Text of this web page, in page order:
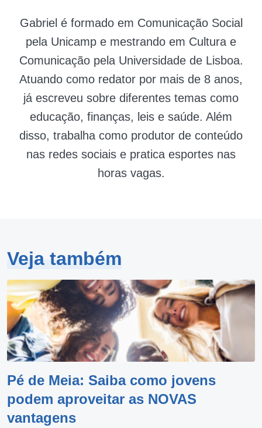
Gabriel é formado em Comunicação Social
pela Unicamp e mestrando em Cultura e
Comunicação pela Universidade de Lisboa.
Atuando como redator por mais de 8 anos,
já escreveu sobre diferentes temas como
educação, finanças, leis e saúde. Além
disso, trabalha como produtor de conteúdo
nas redes sociais e pratica esportes nas
horas vagas.
Veja também
Pé de Meia: Saiba como jovens
podem aproveitar as NOVAS
vantagens